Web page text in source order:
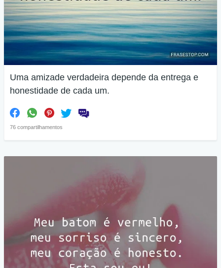
Uma amizade verdadeira depende da entrega e
honestidade de cada um.
76 compartilhamentos